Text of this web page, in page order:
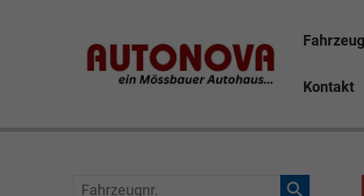
Skoda Kamiq Mössbauer Autonova Bayreuth Brucker
Kontakt
Fahrzeugnr.